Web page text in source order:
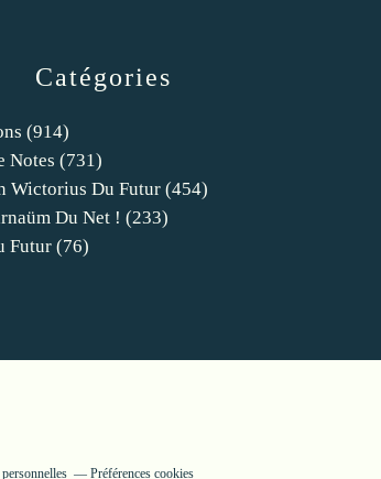
Catégories
(914)
Notes (731)
Wictorius Du Futur (454)
Du Net ! (233)
Futur (76)
Préférences cookies